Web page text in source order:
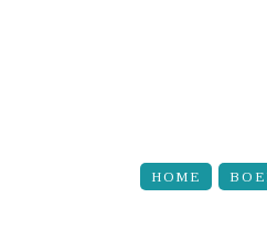
HOME